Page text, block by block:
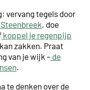
vervang tegels door
, doe
koppel je regenpijp
zakken. Praat
van je wijk – de
.
te denken over de